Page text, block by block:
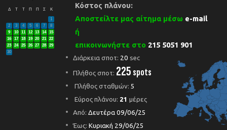
Δ Τ Τ Π Π Σ Κ
1
2
3 4 5 6 7
8
9
10 11 12 13 14
15
16
17 18 19 20 21
22
23
24 25 26 27 28
29
30
Κόστος πλάνου:
Αποστείλτε μας αίτημα μέσω e-mail
ή
επικοινωνήστε στο 215 5051 901
Διάρκεια σποτ: 20 sec
Πλήθος σποτ: 225 spots
Πλήθος σταθμών: 5
Εύρος πλάνου: 21 μέρες
Από: Δευτέρα 09/06/25
Έως: Κυριακή 29/06/25